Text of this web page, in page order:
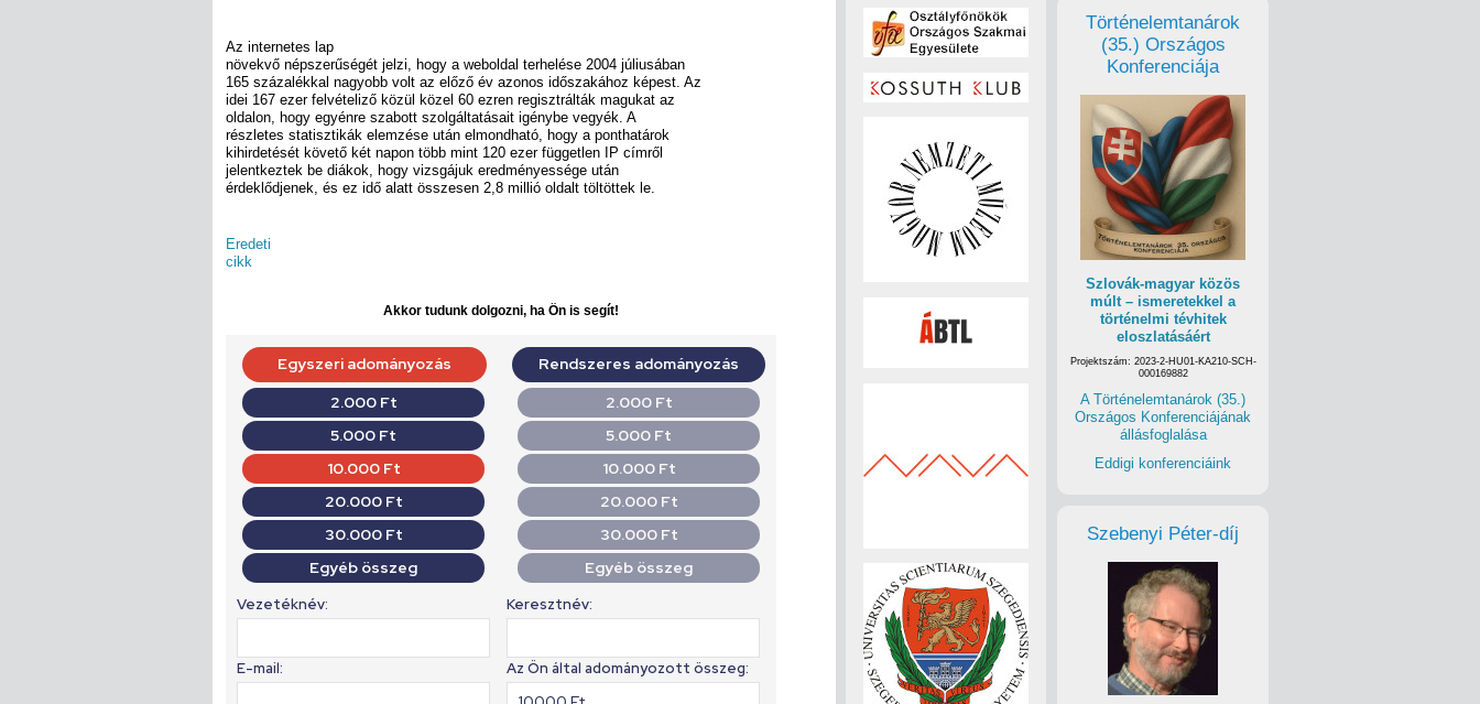
Az internetes lap
növekvő népszerűségét jelzi, hogy a weboldal terhelése 2004 júliusában
165 százalékkal nagyobb volt az előző év azonos időszakához képest. Az
idei 167 ezer felvételiző közül közel 60 ezren regisztrálták magukat az
oldalon, hogy egyénre szabott szolgáltatásait igénybe vegyék. A
részletes statisztikák elemzése után elmondható, hogy a ponthatárok
kihirdetését követő két napon több mint 120 ezer független IP címről
jelentkeztek be diákok, hogy vizsgájuk eredményessége után
érdeklődjenek, és ez idő alatt összesen 2,8 millió oldalt töltöttek le.
Eredeti
cikk
Akkor tudunk dolgozni, ha Ön is segít!
Történelemtanárok
(35.) Országos
Konferenciája
Szlovák-magyar közös
múlt – ismeretekkel a
történelmi tévhitek
eloszlatásáért
Projektszám: 2023-2-HU01-KA210-SCH-
000169882
A Történelemtanárok (35.)
Országos Konferenciájának
állásfoglalása
Eddigi konferenciáink
Szebenyi Péter-díj